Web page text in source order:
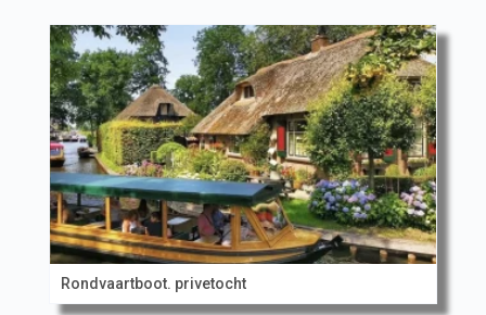
Rondvaartboot. privetocht